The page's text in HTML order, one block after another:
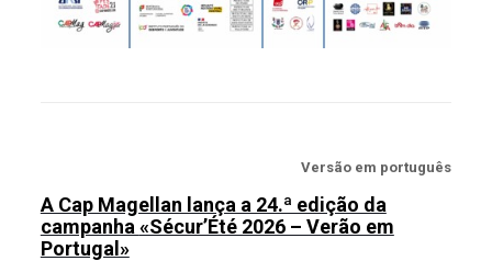
Versão em português
A Cap Magellan lança a 24.ª edição da
campanha «Sécur’Été 2026 – Verão em
Portugal»